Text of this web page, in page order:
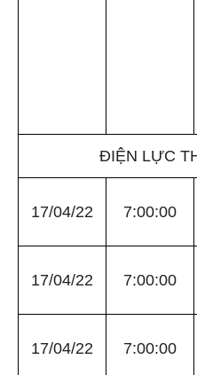
ĐIỆN LỰC
17/04/22 7:00:00
17/04/22 7:00:00
17/04/22 7:00:00